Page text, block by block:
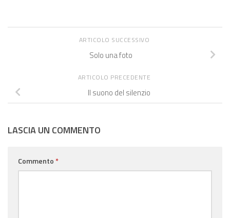
ARTICOLO SUCCESSIVO
Solo una foto
ARTICOLO PRECEDENTE
Il suono del silenzio
LASCIA UN COMMENTO
Commento *